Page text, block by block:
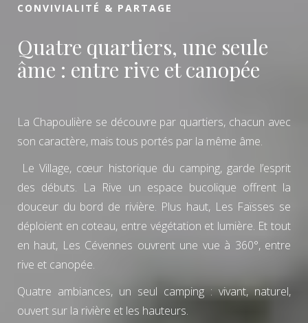
CONVIVIALITÉ & PARTAGE
Quatre quartiers, une seule
âme : entre rive et canopée
La Chapoulière se découvre par quartiers, chacun avec
son caractère, mais tous portés par la même âme.
Le Village, cœur historique du camping, garde l’esprit
des débuts. La Rive un espace bucolique offrent la
douceur du bord de rivière. Plus haut, Les Faïsses se
déploient en coteau, entre végétation et lumière. Et tout
en haut, Les Cévennes ouvrent une vue à 360°, entre
rive et canopée.
Quatre ambiances, un seul camping : vivant, naturel,
ouvert sur la rivière et les hauteurs.